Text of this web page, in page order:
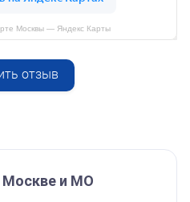
NORIS
Москвы — Яндекс Карты
отзыв
Москве и МО